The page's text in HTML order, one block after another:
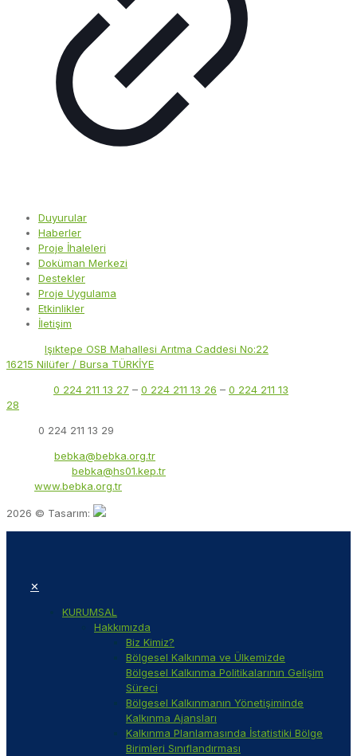
Duyurular
Haberler
Proje İhaleleri
Doküman Merkezi
Destekler
Proje Uygulama
Etkinlikler
İletişim
Işıktepe OSB Mahallesi Arıtma Caddesi No:22
16215 Nilüfer / Bursa TÜRKİYE
0 224 211 13 27 – 0 224 211 13 26 – 0 224 211 13
28
0 224 211 13 29
bebka@bebka.org.tr
bebka@hs01.kep.tr
www.bebka.org.tr
2026 © Tasarım:
✕
KURUMSAL
Hakkımızda
Biz Kimiz?
Bölgesel Kalkınma ve Ülkemizde
Bölgesel Kalkınma Politikalarının Gelişim
Süreci
Bölgesel Kalkınmanın Yönetişiminde
Kalkınma Ajansları
Kalkınma Planlamasında İstatistiki Bölge
Birimleri Sınıflandırması